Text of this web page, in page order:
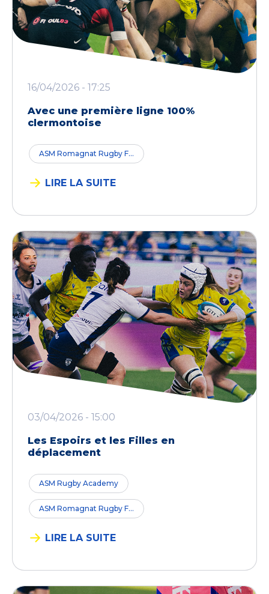
16/04/2026 - 17:25
Avec une première ligne 100%
clermontoise
ASM Romagnat Rugby F...
LIRE LA SUITE
03/04/2026 - 15:00
Les Espoirs et les Filles en
déplacement
ASM Rugby Academy
ASM Romagnat Rugby F...
LIRE LA SUITE